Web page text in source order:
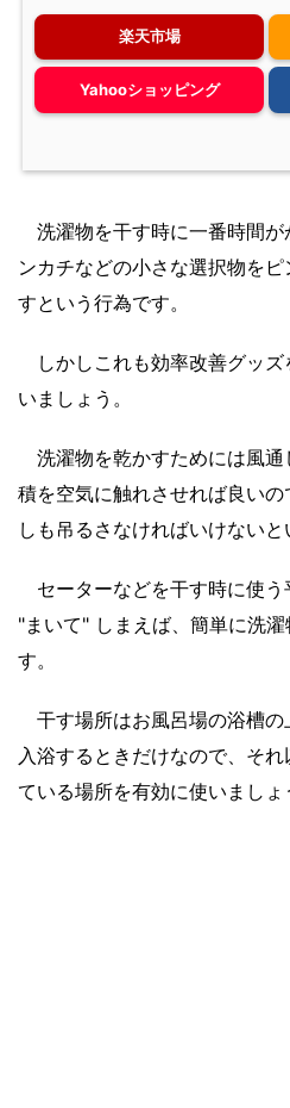
楽天市場
Yahooショッピング
洗濯物を干す時に一番時間が
ンカチなどの小さな選択物を
すという行為です。
しかしこれも効率改善グッズ
いましょう。
洗濯物を乾かすためには風通
積を空気に触れさせれば良い
しも吊るさなければいけないと
セーターなどを干す時に使う
"まいて" しまえば、簡単に洗
す。
干す場所はお風呂場の浴槽の
入浴するときだけなので、そ
ている場所を有効に使いましょ